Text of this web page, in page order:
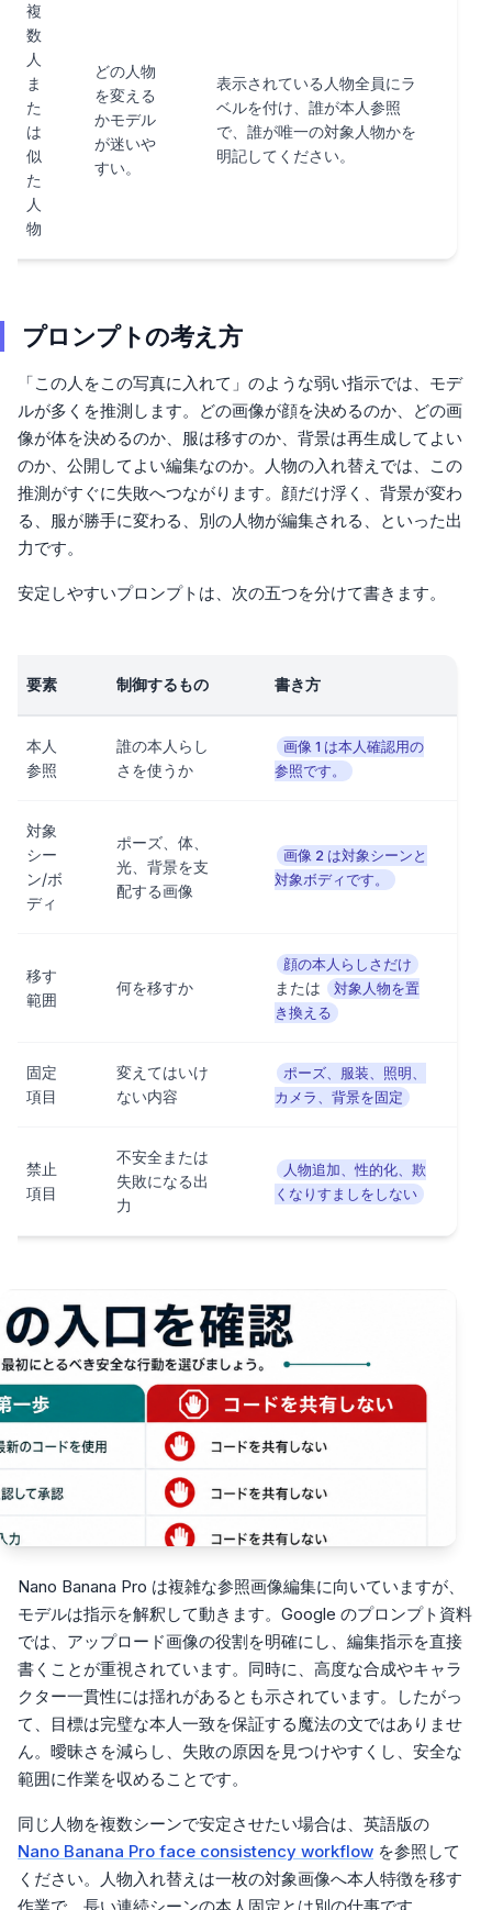
複
数
人
ま
た
は
似
た
人
物
どの人物
を変える
かモデル
が迷いや
すい。
表示されている人物全員にラ
ベルを付け、誰が本人参照
で、誰が唯一の対象人物かを
明記してください。
プロンプトの考え方
「この人をこの写真に入れて」のような弱い指示では、モデ
ルが多くを推測します。どの画像が顔を決めるのか、どの画
像が体を決めるのか、服は移すのか、背景は再生成してよい
のか、公開してよい編集なのか。人物の入れ替えでは、この
推測がすぐに失敗へつながります。顔だけ浮く、背景が変わ
る、服が勝手に変わる、別の人物が編集される、といった出
力です。
安定しやすいプロンプトは、次の五つを分けて書きます。
要素 制御するもの 書き方
本人
参照
誰の本人らし
さを使うか
画像 1 は本人確認用の
参照です。
対象
シー
ン/ボ
ディ
ポーズ、体、
光、背景を支
配する画像
画像 2 は対象シーンと
対象ボディです。
移す
範囲
何を移すか
顔の本人らしさだけ
または
対象人物を置
き換える
固定
項目
変えてはいけ
ない内容
ポーズ、服装、照明、
カメラ、背景を固定
禁止
項目
不安全または
失敗になる出
力
人物追加、性的化、欺
くなりすましをしない
Nano Banana Pro は複雑な参照画像編集に向いていますが、
モデルは指示を解釈して動きます。Google のプロンプト資料
では、アップロード画像の役割を明確にし、編集指示を直接
書くことが重視されています。同時に、高度な合成やキャラ
クター一貫性には揺れがあるとも示されています。したがっ
て、目標は完璧な本人一致を保証する魔法の文ではありませ
ん。曖昧さを減らし、失敗の原因を見つけやすくし、安全な
範囲に作業を収めることです。
同じ人物を複数シーンで安定させたい場合は、英語版の
Nano Banana Pro face consistency workflow を参照して
ください。人物入れ替えは一枚の対象画像へ本人特徴を移す